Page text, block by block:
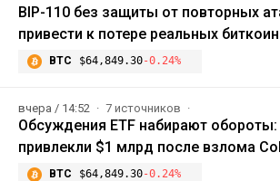
BIP-110 без защиты от повторных
привести к потере реальных
BTC $64,849.30-0.24%
вчера / 14:52 7 источников
Обсуждения ETF набирают
привлекли $1 млрд после взлома
BTC $64,849.30-0.24%